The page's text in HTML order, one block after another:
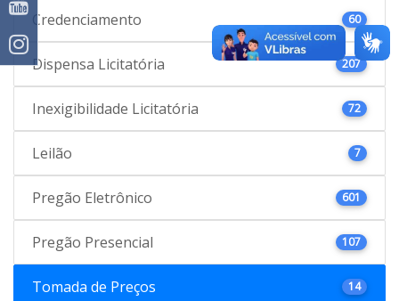
Credenciamento 60
Dispensa Licitatória 207
Inexigibilidade Licitatória 72
Leilão 7
Pregão Eletrônico 601
Pregão Presencial 107
Tomada de Preços 14